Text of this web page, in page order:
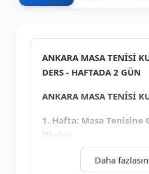
ANKARA MASA TENİSİ
DERS - HAFTADA 2 GÜN
ANKARA MASA TENİSİ
1. Hafta: Masa Tenisine
İlkeler
Masa Tenisine Tanışma ve
Daha